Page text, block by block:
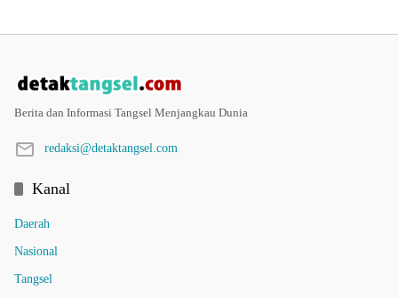
Berita dan Informasi Tangsel Menjangkau Dunia
redaksi@detaktangsel.com
Kanal
Daerah
Nasional
Tangsel